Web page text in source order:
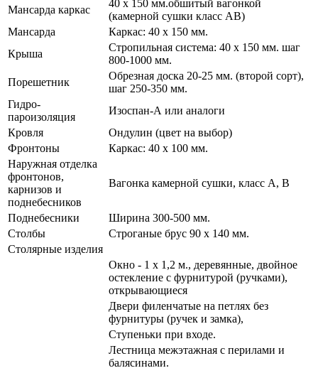
Мансарда каркас
40 х 150 мм.обшитый вагонкой
(камерной сушки класс АВ)
Мансарда
Каркас: 40 х 150 мм.
Крыша
Стропильная система: 40 х 150 мм. шаг
800-1000 мм.
Порешетник
Обрезная доска 20-25 мм. (второй сорт),
шаг 250-350 мм.
Гидро-
пароизоляция
Изоспан-А или аналоги
Кровля
Ондулин (цвет на выбор)
Фронтоны
Каркас: 40 х 100 мм.
Наружная отделка
фронтонов,
карнизов и
поднебесников
Вагонка камерной сушки, класс А, В
Поднебесники
Ширина 300-500 мм.
Столбы
Строганые брус 90 х 140 мм.
Столярные изделия
Окно - 1 х 1,2 м., деревянные, двойное
остекление с фурнитурой (ручками),
открывающиеся
Двери филенчатые на петлях без
фурнитуры (ручек и замка),
Ступеньки при входе.
Лестница межэтажная с перилами и
балясинами.